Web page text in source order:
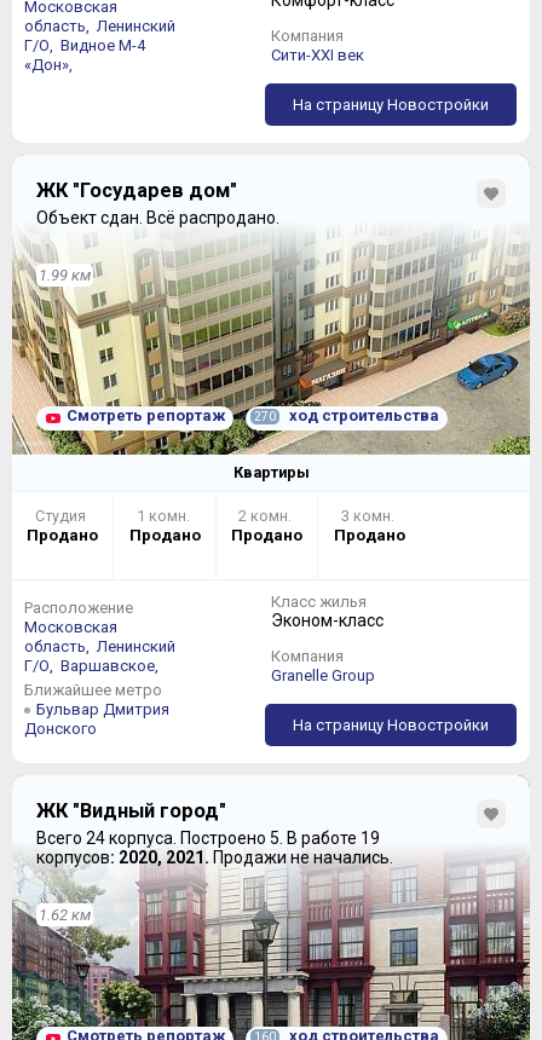
Московская
область,
Ленинский
Г/О,
Видное М-4
«Дон»,
Компания
Сити-XXI век
На страницу Новостройки
ЖК "Государев дом"
Объект сдан. Всё распродано.
1.99 км
Смотреть репортаж 270 ход строительства
Квартиры
Студия
Продано
1 комн.
Продано
2 комн.
Продано
3 комн.
Продано
Расположение
Московская
область,
Ленинский
Г/О,
Варшавское,
Ближайшее метро
Бульвар Дмитрия
Донского
Класс жилья
Эконом-класс
Компания
Granelle Group
На страницу Новостройки
ЖК "Видный город"
Всего 24 корпуса. Построено 5. В работе 19
корпусов: 2020, 2021. Продажи не начались.
1.62 км
Смотреть репортаж 160 ход строительства